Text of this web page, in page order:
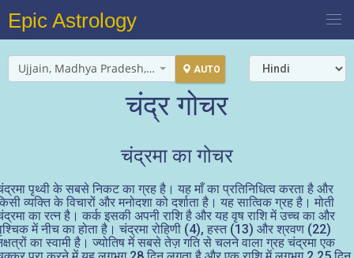
Epic Astrology
Ujjain, Madhya Pradesh, India AUTO
चंद्र गोचर
चंद्रमा का गोचर
पृथ्वी के सबसे निकट का ग्रह है। यह माँ का प्रतिनिधित्व करता है और
व्यक्ति के विचारों और मनोदशा को दर्शाता है। यह सात्विक ग्रह है। मोती
का रत्न है। कर्क इसकी अपनी राशि है और यह वृष राशि में उच्च का और
में नीच का होता है। चंद्रमा रोहिणी (4), हस्त (13) और श्रवण (22)
का स्वामी है। ज्योतिष में सबसे तेज़ गति से चलने वाला ग्रह चंद्रमा एक